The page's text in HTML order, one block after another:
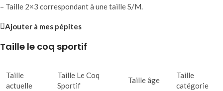
– Taille 2×3 correspondant à une taille S/M.
Ajouter à mes pépites
Taille le coq sportif
Taille
actuelle
Taille Le Coq
Sportif
Taille âge
Taille
catégorie